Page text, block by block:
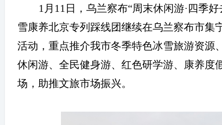
1月11日，乌兰察布“周末休闲游·四季
雪康养北京专列踩线团继续在乌兰察布市
活动，重点推介我市冬季特色冰雪旅游资源
休闲游、全民健身游、红色研学游、康养度
场，助推文旅市场振兴。